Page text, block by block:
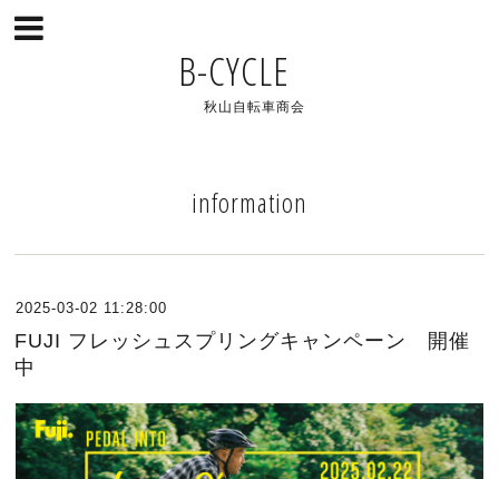
B-CYCLE
秋山自転車商会
information
2025-03-02 11:28:00
FUJI フレッシュスプリングキャンペーン 開催
中